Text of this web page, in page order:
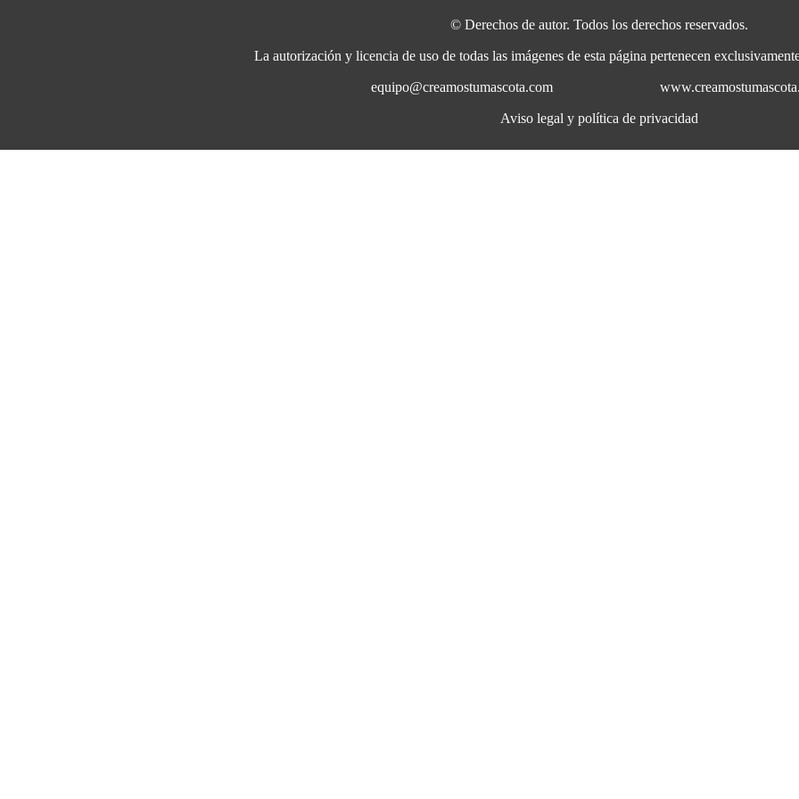
© Derechos de autor. Todos los derechos reservados.
La autorización y licencia de uso de todas las imágenes de esta página pertenecen
equipo@creamostumascota.com
Aviso legal y política de privacidad